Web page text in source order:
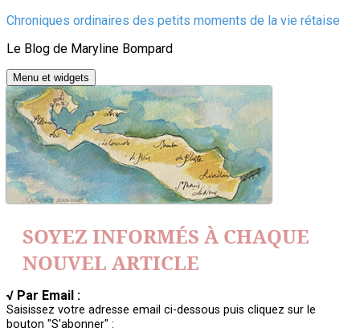
Aller
contenu
Chroniques ordinaires des petits moments de la vie rétaise
Le Blog de Maryline Bompard
Menu et widgets
SOYEZ INFORMÉS À CHAQUE
NOUVEL ARTICLE
√ Par Email :
Saisissez votre adresse email ci-dessous puis cliquez sur le
bouton "S'abonner" :